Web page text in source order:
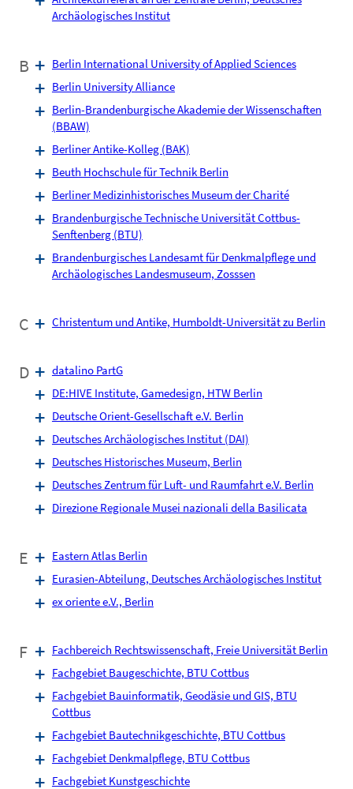
Archäologisches Institut
B
Berlin International University of Applied Sciences
Berlin University Alliance
Berlin-Brandenburgische Akademie der Wissenschaften
(BBAW)
Berliner Antike-Kolleg (BAK)
Beuth Hochschule für Technik Berlin
Berliner Medizinhistorisches Museum der Charité
Brandenburgische Technische Universität Cottbus-
Senftenberg (BTU)
Brandenburgisches Landesamt für Denkmalpflege und
Archäologisches Landesmuseum, Zosssen
C Christentum und Antike, Humboldt-Universität zu Berlin
D
datalino PartG
DE:HIVE Institute, Game­design, HTW Berlin
Deutsche Orient-Gesellschaft e.V. Berlin
Deutsches Archäologisches Institut (DAI)
Deutsches Historisches Museum, Berlin
Deutsches Zentrum für Luft- und Raumfahrt e.V. Berlin
Direzione Regionale Musei nazionali della Basilicata
E
Eastern Atlas Berlin
Eurasien-Abteilung, Deutsches Archäologisches Institut
ex oriente e.V., Berlin
F
Fachbereich Rechtswissenschaft, Freie Universität Berlin
Fachgebiet Baugeschichte, BTU Cottbus
Fachgebiet Bauinformatik, Geodäsie und GIS, BTU
Cottbus
Fachgebiet Bautechnikgeschichte, BTU Cottbus
Fachgebiet Denkmalpflege, BTU Cottbus
Fachgebiet Kunstgeschichte